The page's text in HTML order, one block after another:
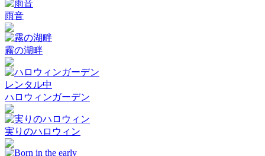
雨音
霧の湖畔
レンタル中
ハロウィンガーデン
実りのハロウィン